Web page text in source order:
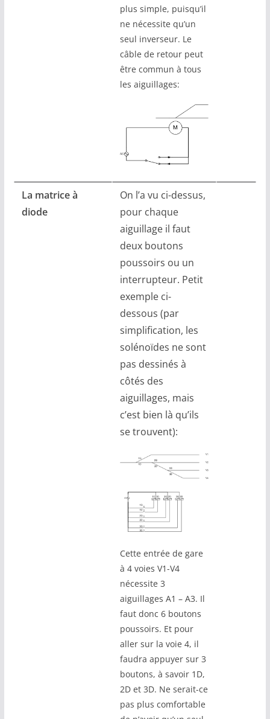
plus simple, puisqu’il
ne nécessite qu’un
seul inverseur. Le
câble de retour peut
être commun à tous
les aiguillages:
La matrice à
diode
On l’a vu ci-dessus,
pour chaque
aiguillage il faut
deux boutons
poussoirs ou un
interrupteur. Petit
exemple ci-
dessous (par
simplification, les
solénoïdes ne sont
pas dessinés à
côtés des
aiguillages, mais
c’est bien là qu’ils
se trouvent):
Cette entrée de gare
à 4 voies V1-V4
nécessite 3
aiguillages A1 – A3. Il
faut donc 6 boutons
poussoirs. Et pour
aller sur la voie 4, il
faudra appuyer sur 3
boutons, à savoir 1D,
2D et 3D. Ne serait-ce
pas plus comfortable